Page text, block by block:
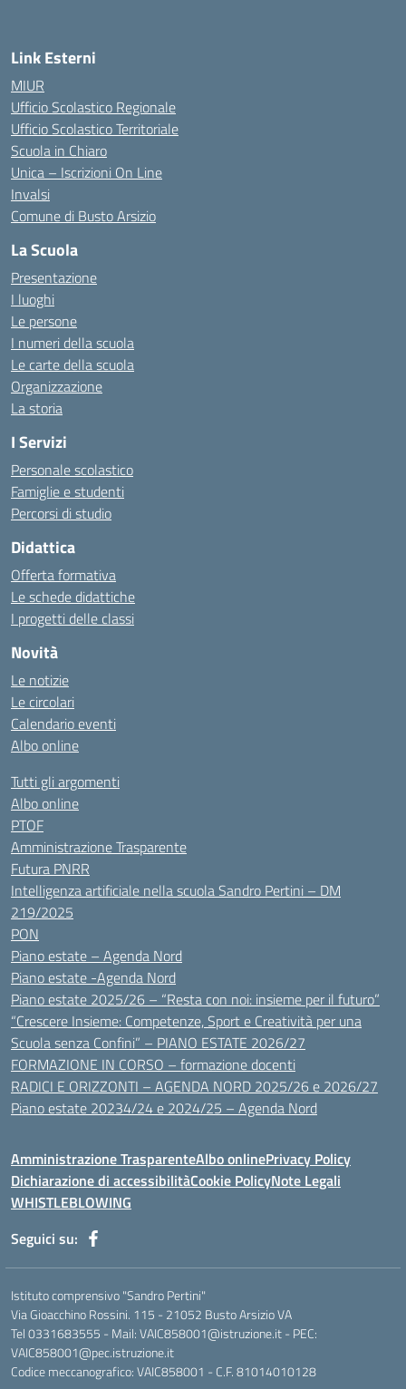
Link Esterni
MIUR
Ufficio Scolastico Regionale
Ufficio Scolastico Territoriale
Scuola in Chiaro
Unica – Iscrizioni On Line
Invalsi
Comune di Busto Arsizio
La Scuola
Presentazione
I luoghi
Le persone
I numeri della scuola
Le carte della scuola
Organizzazione
La storia
I Servizi
Personale scolastico
Famiglie e studenti
Percorsi di studio
Didattica
Offerta formativa
Le schede didattiche
I progetti delle classi
Novità
Le notizie
Le circolari
Calendario eventi
Albo online
Tutti gli argomenti
Albo online
PTOF
Amministrazione Trasparente
Futura PNRR
Intelligenza artificiale nella scuola Sandro Pertini – DM
219/2025
PON
Piano estate – Agenda Nord
Piano estate -Agenda Nord
Piano estate 2025/26 – “Resta con noi: insieme per il futuro”
“Crescere Insieme: Competenze, Sport e Creatività per una
Scuola senza Confini” – PIANO ESTATE 2026/27
FORMAZIONE IN CORSO – formazione docenti
RADICI E ORIZZONTI – AGENDA NORD 2025/26 e 2026/27
Piano estate 20234/24 e 2024/25 – Agenda Nord
Amministrazione TrasparenteAlbo onlinePrivacy Policy
Dichiarazione di accessibilitàCookie PolicyNote Legali
WHISTLEBLOWING
Seguici su:
Istituto comprensivo "Sandro Pertini"
Via Gioacchino Rossini. 115 - 21052 Busto Arsizio VA
Tel 0331683555 - Mail: VAIC858001@istruzione.it - PEC:
VAIC858001@pec.istruzione.it
Codice meccanografico: VAIC858001 - C.F. 81014010128